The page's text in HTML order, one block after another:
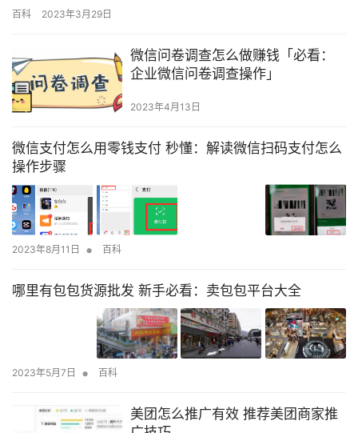
就来为大家全部一一解析！ 一、确定用户群体 进行用户分类，提取
销成为继任微博营销的第二大方式了，效果非常好，而且注册人数…
百科 2023年3月29日
微信问卷调查怎么做赚钱「必看：
企业微信问卷调查操作」
2023年4月13日
微信支付怎么用零钱支付 秒懂：解读微信扫码支付怎么
操作步骤
2023年8月11日 • 百科
哪里有包包货源批发 新手必看：卖包包平台大全
2023年5月7日 • 百科
美团怎么推广有效 推荐美团商家推